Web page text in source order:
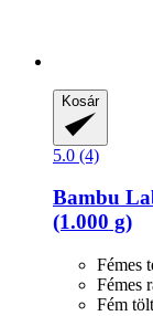
Kosár
5.0 (4)
Bambu
(1.000 g)
Fémes
Fémes
Fém